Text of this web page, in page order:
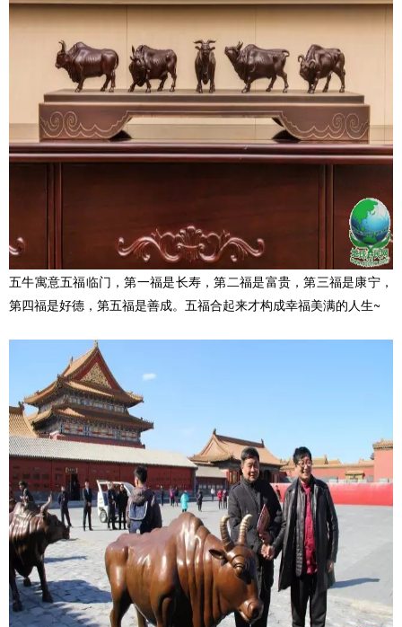
五牛寓意五福临门，第一福是长寿，第二福是富贵，第三福是康宁，
第四福是好德，第五福是善成。五福合起来才构成幸福美满的人生~